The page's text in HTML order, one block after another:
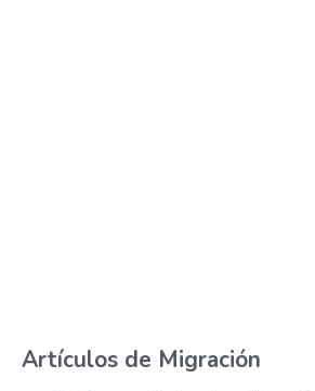
Artículos de Migración